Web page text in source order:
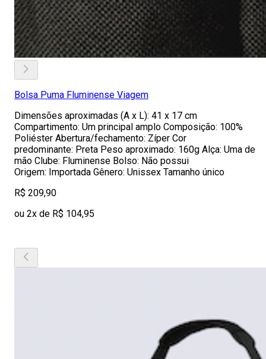
Bolsa Puma Fluminense Viagem
Dimensões aproximadas (A x L): 41 x 17 cm
Compartimento: Um principal amplo Composição: 100%
Poliéster Abertura/fechamento: Zíper Cor
predominante: Preta Peso aproximado: 160g Alça: Uma de
mão Clube: Fluminense Bolso: Não possui
Origem: Importada Gênero: Unissex Tamanho único
R$ 209,90
ou 2x de R$ 104,95